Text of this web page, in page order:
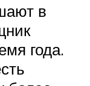
в
года.